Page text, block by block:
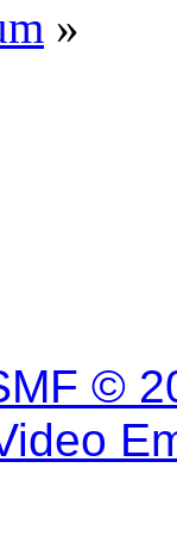
»
©